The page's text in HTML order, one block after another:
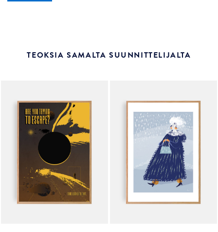
TEOKSIA SAMALTA SUUNNITTELIJALTA